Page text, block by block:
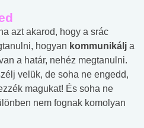
azt akarod, hogy a srác
hogyan kommunikálj a
a határ, nehéz megtanulni.
velük, de soha ne engedd,
magukat! És soha ne
nem fognak komolyan